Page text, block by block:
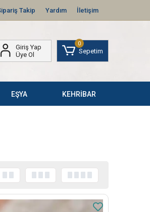
Takip Yardım İletişim
Giriş Yap
Üye Ol
0
Sepetim
EŞYA KEHRİBAR